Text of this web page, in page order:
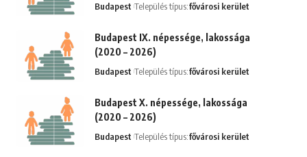
Budapest Település típus:fővárosi kerület
Budapest IX. népessége, lakossága
(2020 – 2026)
Budapest Település típus:fővárosi kerület
Budapest X. népessége, lakossága
(2020 – 2026)
Budapest Település típus:fővárosi kerület